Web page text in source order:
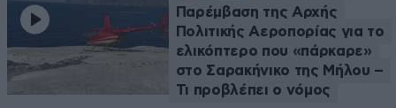
Παρέμβαση της Αρχής
Πολιτικής Αεροπορίας για το
ελικόπτερο που «πάρκαρε»
στο Σαρακήνικο της Μήλου –
Τι προβλέπει ο νόμος